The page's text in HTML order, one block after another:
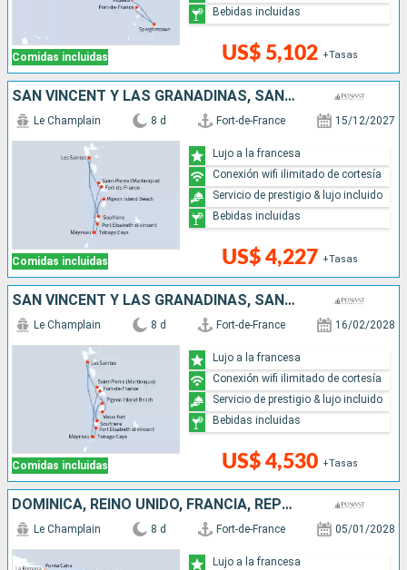
Comidas incluidas US$ 5,102 +Tasas
Bebidas incluidas
SAN VINCENT Y LAS GRANADINAS, SANTA LUCIA
Comidas incluidas
Le Champlain 8 d Fort-de-France 15/12/2027
US$ 4,227 +Tasas
Lujo a la francesa
Conexión wifi ilimitado de cortesía
Servicio de prestigio & lujo incluido
Bebidas incluidas
SAN VINCENT Y LAS GRANADINAS, SANTA LUCIA
Comidas incluidas
Le Champlain 8 d Fort-de-France 16/02/2028
US$ 4,530 +Tasas
Lujo a la francesa
Conexión wifi ilimitado de cortesía
Servicio de prestigio & lujo incluido
Bebidas incluidas
DOMINICA, REINO UNIDO, FRANCIA, REPÚBLICA DOMINICANA, BARBADOS
Le Champlain 8 d Fort-de-France 05/01/2028
Lujo a la francesa